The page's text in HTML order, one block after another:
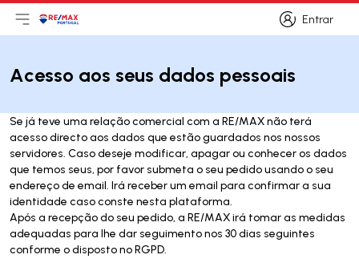
Entrar
Entrar
Abri menu principal
LogoIr para página inicial
Acesso aos seus dados pessoais
Se já teve uma relação comercial com a RE/MAX não terá
acesso directo aos dados que estão guardados nos nossos
servidores. Caso deseje modificar, apagar ou conhecer os dados
que temos seus, por favor submeta o seu pedido usando o seu
endereço de email. Irá receber um email para confirmar a sua
identidade caso conste nesta plataforma.
Após a recepção do seu pedido, a RE/MAX irá tomar as medidas
adequadas para lhe dar seguimento nos 30 dias seguintes
conforme o disposto no RGPD.